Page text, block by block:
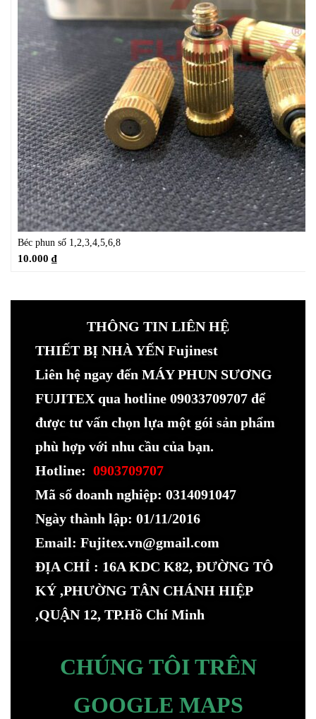
Béc phun số 1,2,3,4,5,6,8
10.000 ₫
THÔNG TIN LIÊN HỆ
THIẾT BỊ NHÀ YẾN Fujinest
Liên hệ ngay đến MÁY PHUN SƯƠNG
FUJITEX qua hotline 09033709707 để
được tư vấn chọn lựa một gói sản phẩm
phù hợp với nhu cầu của bạn.
Hotline: 0903709707
Mã số doanh nghiệp: 0314091047
Ngày thành lập: 01/11/2016
Email: Fujitex.vn@gmail.com
ĐỊA CHỈ : 16A KDC K82, ĐƯỜNG TÔ
KÝ ,PHƯỜNG TÂN CHÁNH HIỆP
,QUẬN 12, TP.Hồ Chí Minh
CHÚNG TÔI TRÊN
GOOGLE MAPS